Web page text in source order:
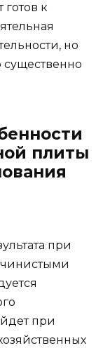
к
но
плиты
при
при